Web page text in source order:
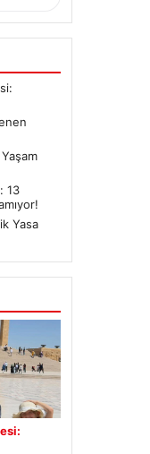
13
Yasa